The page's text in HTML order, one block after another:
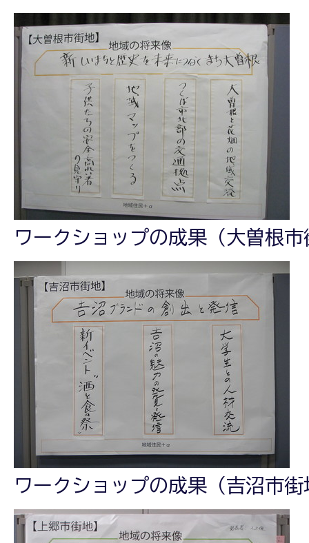
ワークショップの成果（大曽根市
ワークショップの成果（吉沼市街